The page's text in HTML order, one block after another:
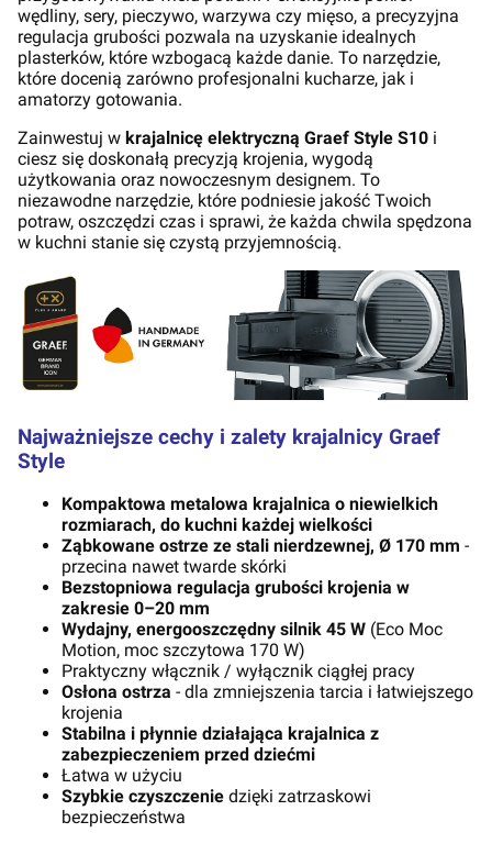
wędliny, sery, pieczywo, warzywa czy mięso, a precyzyjna
regulacja grubości pozwala na uzyskanie idealnych
plasterków, które wzbogacą każde danie. To narzędzie,
które docenią zarówno profesjonalni kucharze, jak i
amatorzy gotowania.
Zainwestuj w krajalnicę elektryczną Graef Style S10 i
ciesz się doskonałą precyzją krojenia, wygodą
użytkowania oraz nowoczesnym designem. To
niezawodne narzędzie, które podniesie jakość Twoich
potraw, oszczędzi czas i sprawi, że każda chwila spędzona
w kuchni stanie się czystą przyjemnością.
Najważniejsze cechy i zalety krajalnicy Graef
Style
Kompaktowa metalowa krajalnica o niewielkich
rozmiarach, do kuchni każdej wielkości
Ząbkowane ostrze ze stali nierdzewnej, Ø 170 mm -
przecina nawet twarde skórki
Bezstopniowa regulacja grubości krojenia w
zakresie 0–20 mm
Wydajny, energooszczędny silnik 45 W (Eco Moc
Motion, moc szczytowa 170 W)
Praktyczny włącznik / wyłącznik ciągłej pracy
Osłona ostrza - dla zmniejszenia tarcia i łatwiejszego
krojenia
Stabilna i płynnie działająca krajalnica z
zabezpieczeniem przed dziećmi
Łatwa w użyciu
Szybkie czyszczenie dzięki zatrzaskowi
bezpieczeństwa